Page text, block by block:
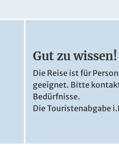
© Hotel Egitz
Gut zu wissen!
Die Reise ist für
geeignet. Bitte
Bedürfnisse.
Die Touristenabgabe